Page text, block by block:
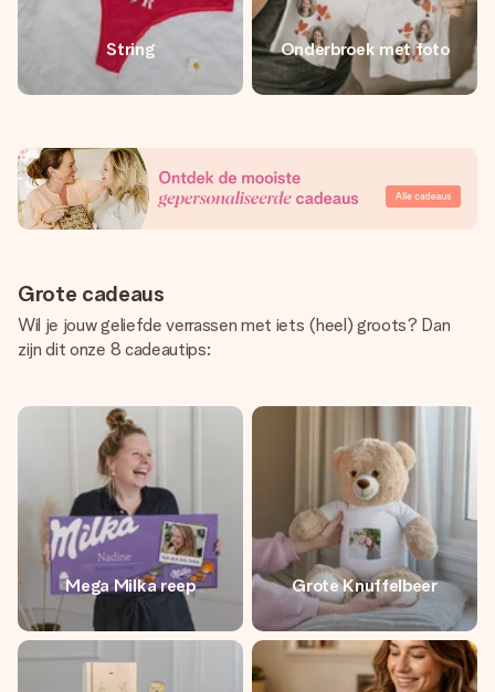
String Onderbroek met foto
Grote cadeaus
Wil je jouw geliefde verrassen met iets (heel) groots? Dan
zijn dit onze 8 cadeautips:
Mega Milka reep Grote Knuffelbeer